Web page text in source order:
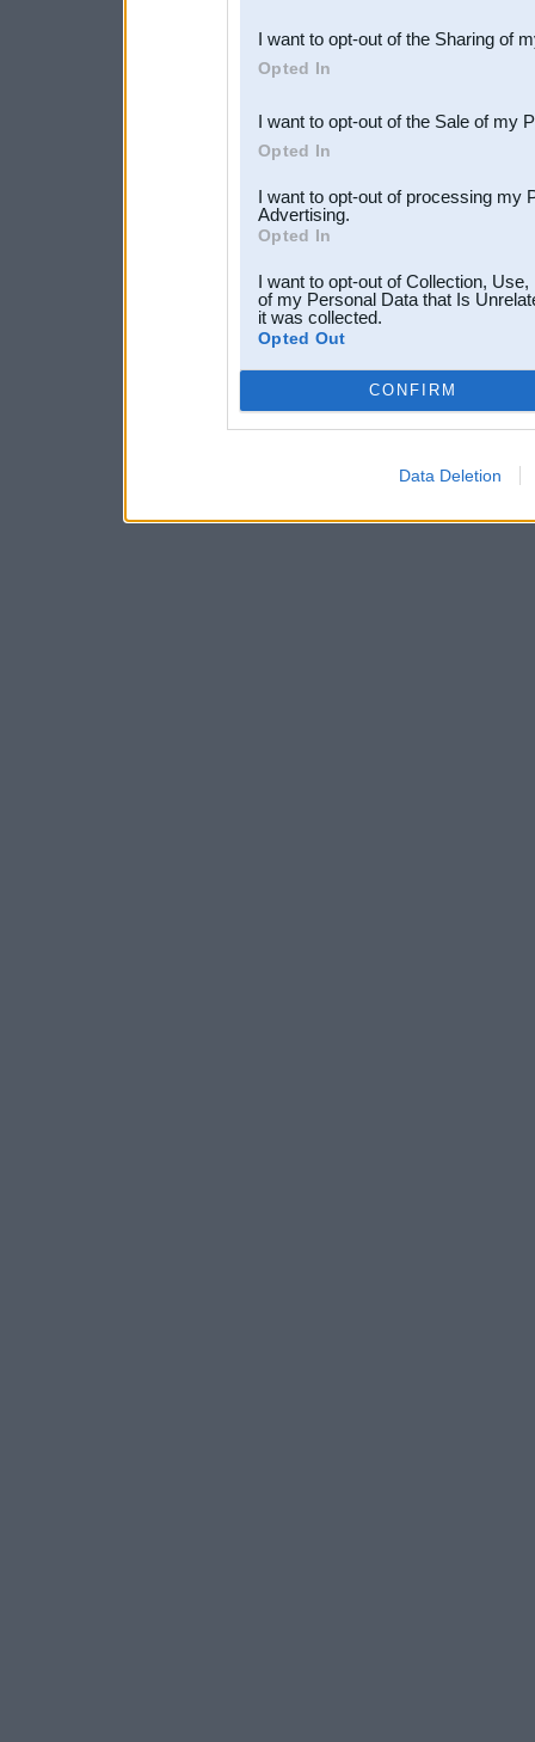
Downstream Participants
third parties.
I want to opt-out of the Sharing of
Opted In
I want to opt-out of the Sale of my
Opted In
I want to opt-out of processing my
Advertising.
Opted In
I want to opt-out of Collection,
of my Personal Data that Is
it was collected.
Opted Out
CONFIRM
Data Deletion